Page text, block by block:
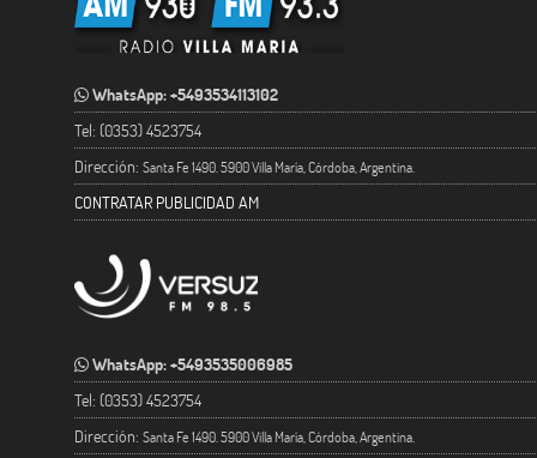
WhatsApp: +5493534113102
Tel: (0353) 4523754
Dirección: Santa Fe 1490. 5900 Villa María, Córdoba, Argentina.
CONTRATAR PUBLICIDAD AM
WhatsApp: +5493535006985
Tel: (0353) 4523754
Dirección: Santa Fe 1490. 5900 Villa María, Córdoba, Argentina.